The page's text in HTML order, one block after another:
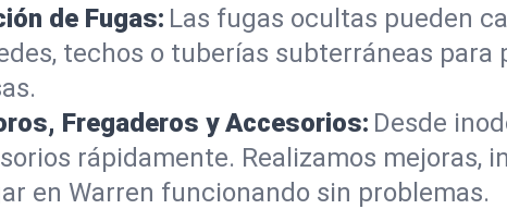
de Fugas: Las fugas ocultas pueden
techos o tuberías subterráneas
Fregaderos y Accesorios: Desde
rápidamente. Realizamos
en Warren funcionando sin problemas.